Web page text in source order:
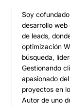
Soy
desarrollo
de leads,
optimización
búsqueda,
Gestionando
apasionado
proyectos en
Autor de uno